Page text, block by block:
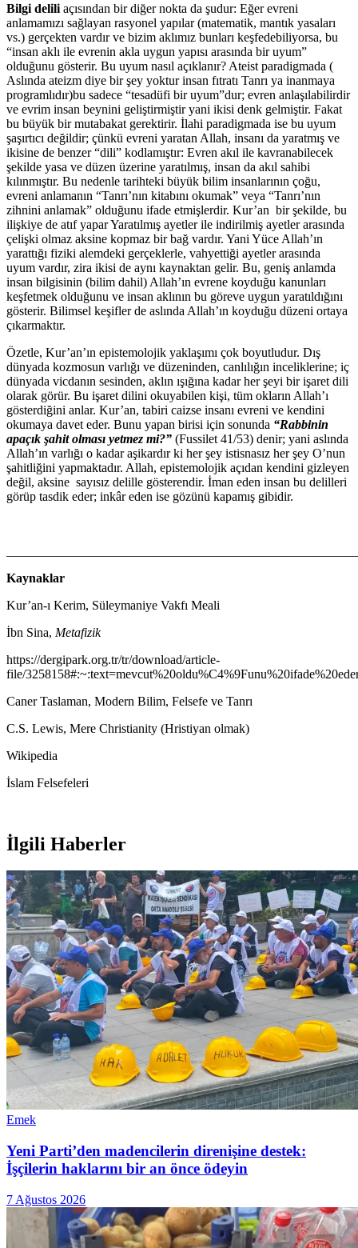
Bilgi delili açısından bir diğer nokta da şudur: Eğer evreni
anlamamızı sağlayan rasyonel yapılar (matematik, mantık yasaları
vs.) gerçekten vardır ve bizim aklımız bunları keşfedebiliyorsa, bu
“insan aklı ile evrenin akla uygun yapısı arasında bir uyum”
olduğunu gösterir. Bu uyum nasıl açıklanır? Ateist paradigmada (
Aslında ateizm diye bir şey yoktur insan fıtratı Tanrı ya inanmaya
programlıdır)bu sadece “tesadüfi bir uyum”dur; evren anlaşılabilirdir
ve evrim insan beynini geliştirmiştir yani ikisi denk gelmiştir. Fakat
bu büyük bir mutabakat gerektirir. İlahi paradigmada ise bu uyum
şaşırtıcı değildir; çünkü evreni yaratan Allah, insanı da yaratmış ve
ikisine de benzer “dili” kodlamıştır: Evren akıl ile kavranabilecek
şekilde yasa ve düzen üzerine yaratılmış, insan da akıl sahibi
kılınmıştır. Bu nedenle tarihteki büyük bilim insanlarının çoğu,
evreni anlamanın “Tanrı’nın kitabını okumak” veya “Tanrı’nın
zihnini anlamak” olduğunu ifade etmişlerdir. Kur’an bir şekilde, bu
ilişkiye de atıf yapar Yaratılmış ayetler ile indirilmiş ayetler arasında
çelişki olmaz aksine kopmaz bir bağ vardır. Yani Yüce Allah’ın
yarattığı fiziki alemdeki gerçeklerle, vahyettiği ayetler arasında
uyum vardır, zira ikisi de aynı kaynaktan gelir. Bu, geniş anlamda
insan bilgisinin (bilim dahil) Allah’ın evrene koyduğu kanunları
keşfetmek olduğunu ve insan aklının bu göreve uygun yaratıldığını
gösterir. Bilimsel keşifler de aslında Allah’ın koyduğu düzeni ortaya
çıkarmaktır.
Özetle, Kur’an’ın epistemolojik yaklaşımı çok boyutludur. Dış
dünyada kozmosun varlığı ve düzeninden, canlılığın inceliklerine; iç
dünyada vicdanın sesinden, aklın ışığına kadar her şeyi bir işaret dili
olarak görür. Bu işaret dilini okuyabilen kişi, tüm okların Allah’ı
gösterdiğini anlar. Kur’an, tabiri caizse insanı evreni ve kendini
okumaya davet eder. Bunu yapan birisi için sonunda “Rabbinin
apaçık şahit olması yetmez mi?” (Fussilet 41/53) denir; yani aslında
Allah’ın varlığı o kadar aşikardır ki her şey istisnasız her şey O’nun
şahitliğini yapmaktadır. Allah, epistemolojik açıdan kendini gizleyen
değil, aksine sayısız delille gösterendir. İman eden insan bu delilleri
görüp tasdik eder; inkâr eden ise gözünü kapamış gibidir.
Kaynaklar
Kur’an-ı Kerim, Süleymaniye Vakfı Meali
İbn Sina, Metafizik
https://dergipark.org.tr/tr/download/article-
file/
Caner Taslaman, Modern Bilim, Felsefe ve Tanrı
C.S. Lewis, Mere Christianity (Hristiyan olmak)
Wikipedia
İslam Felsefeleri
İlgili Haberler
Emek
Yeni Parti’den madencilerin direnişine destek:
İşçilerin haklarını bir an önce ödeyin
7 Ağustos 2026